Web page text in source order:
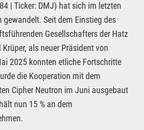
| Ticker: DMJ) hat sich im letzten
gewandelt. Seit dem Einstieg des
Gesellschafters der Hatz
Krüper, als neuer Präsident von
2025 konnten etliche Fortschritte
die Kooperation mit dem
Cipher Neutron im Juni ausgebaut
nun 15 % an dem